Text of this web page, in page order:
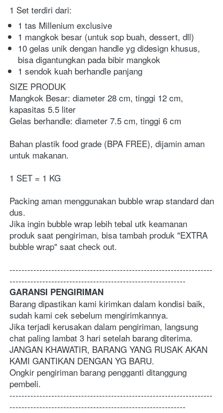
1 Set terdiri dari:
1 tas Millenium exclusive
1 mangkok besar (untuk sop buah, dessert, dll)
10 gelas unik dengan handle yg didesign khusus,
bisa digantungkan pada bibir mangkok
1 sendok kuah berhandle panjang
SIZE PRODUK
Mangkok Besar: diameter 28 cm, tinggi 12 cm,
kapasitas 5.5 liter
Gelas berhandle: diameter 7.5 cm, tinggi 6 cm
Bahan plastik food grade (BPA FREE), dijamin aman
untuk makanan.
1 SET = 1 KG
Packing aman menggunakan bubble wrap standard dan
dus.
Jika ingin bubble wrap lebih tebal utk keamanan
produk saat pengiriman, bisa tambah produk "EXTRA
bubble wrap" saat check out.
--------------------------------------------------------------------
-----------------------------------------------------------
GARANSI PENGIRIMAN
Barang dipastikan kami kirimkan dalam kondisi baik,
sudah kami cek sebelum mengirimkannya.
Jika terjadi kerusakan dalam pengiriman, langsung
chat paling lambat 3 hari setelah barang diterima.
JANGAN KHAWATIR, BARANG YANG RUSAK AKAN
KAMI GANTIKAN DENGAN YG BARU.
Ongkir pengiriman barang pengganti ditanggung
pembeli.
--------------------------------------------------------------------
-----------------------------------------------------------